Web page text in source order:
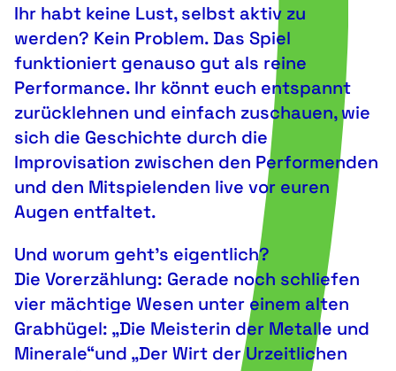
Ihr habt keine Lust, selbst aktiv zu
werden? Kein Problem. Das Spiel
funktioniert genauso gut als reine
Performance. Ihr könnt euch entspannt
zurücklehnen und einfach zuschauen, wie
sich die Geschichte durch die
Improvisation zwischen den Performenden
und den Mitspielenden live vor euren
Augen entfaltet.
Und worum geht’s eigentlich?
Die Vorerzählung: Gerade noch schliefen
vier mächtige Wesen unter einem alten
Grabhügel: „Die Meisterin der Metalle und
Minerale“und „Der Wirt der Urzeitlichen